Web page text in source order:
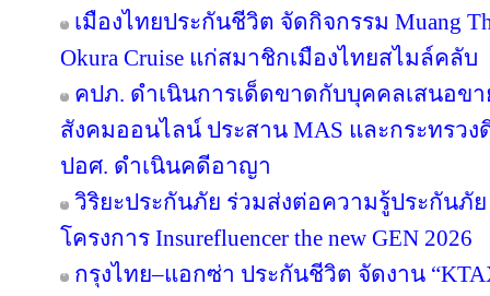
เมืองไทยประกันชีวิต จัดกิจกรรม Muang
Okura Cruise แก่สมาชิกเมืองไทยสไมล์คลับ
คปภ. ดำเนินการเด็ดขาดกับบุคคลเสนอข
สังคมออนไลน์ ประสาน MAS และกระทรวง
ปอศ. ดำเนินคดีอาญา
วิริยะประกันภัย ร่วมส่งต่อความรู้ประกันภั
โครงการ Insurefluencer the new GEN 2026
กรุงไทย–แอกซ่า ประกันชีวิต จัดงาน